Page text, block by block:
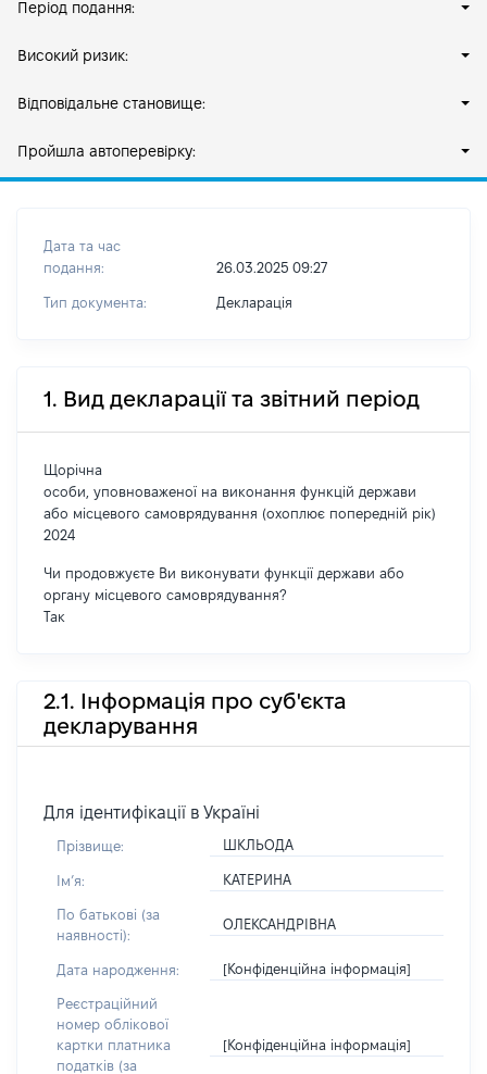
Період подання:
Високий ризик:
Відповідальне становище:
Пройшла автоперевірку:
Дата та час
подання:
26.03.2025 09:27
Тип документа: Декларація
1. Вид декларації та звітний період
Щорічна
особи, уповноваженої на виконання функцій держави
або місцевого самоврядування (охоплює попередній рік)
2024
Чи продовжуєте Ви виконувати функції держави або
органу місцевого самоврядування?
Так
2.1. Інформація про суб'єкта
декларування
Для ідентифікації в Україні
Прізвище: ШКЛЬОДА
Імʼя: КАТЕРИНА
По батькові (за
наявності):
ОЛЕКСАНДРІВНА
Дата народження: [Конфіденційна інформація]
Реєстраційний
номер облікової
картки платника
податків (за
[Конфіденційна інформація]